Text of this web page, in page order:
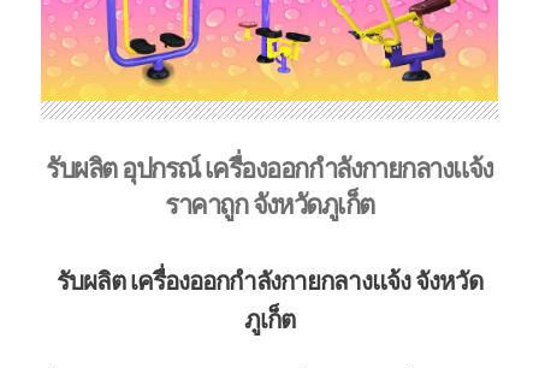
รับผลิต อุปกรณ์ เครื่องออกกำลังกายกลางแจ้ง
ราคาถูก จังหวัดภูเก็ต
รับผลิต เครื่องออกกำลังกายกลางแจ้ง จังหวัด
ภูเก็ต